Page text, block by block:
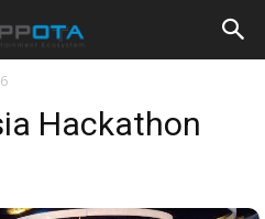
Hackathon